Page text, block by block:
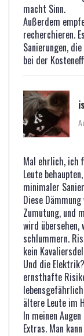
macht Sinn.
Außerdem
recherchieren.
Sanierungen,
bei der
Mal ehrlich, ich
Leute
minimaler
Diese
Zumutung, und
wird übersehen,
schlummern.
kein
Und die
ernsthafte
ältere Leute im
In meinen
Extras. Man